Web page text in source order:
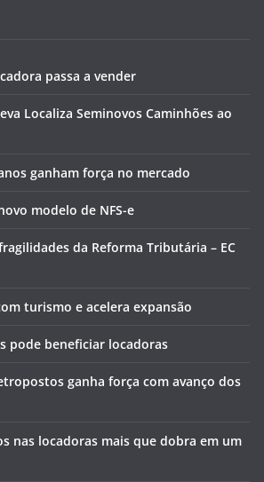
passa a vender
Localiza Seminovos Caminhões ao
ganham força no mercado
modelo de NFS-e
da Reforma Tributária – EC
turismo e acelera expansão
pode beneficiar locadoras
ganha força com avanço dos
nas locadoras mais que dobra em um